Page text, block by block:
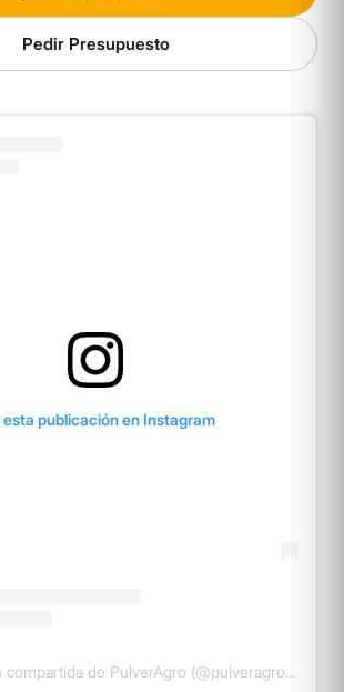
Pedir Presupuesto
esta publicación en Instagram
Una publicación compartida de PulverAgro (@pulveragro_sprayers)